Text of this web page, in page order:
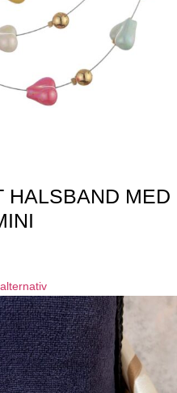
HALSBAND MED